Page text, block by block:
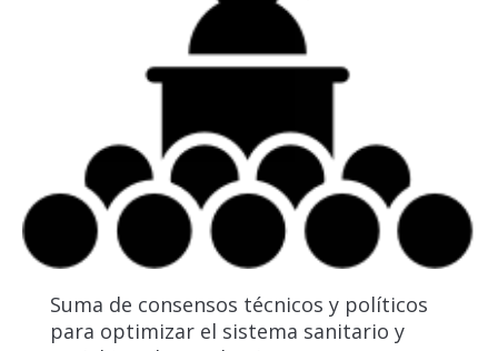
Suma de consensos técnicos y políticos
para optimizar el sistema sanitario y